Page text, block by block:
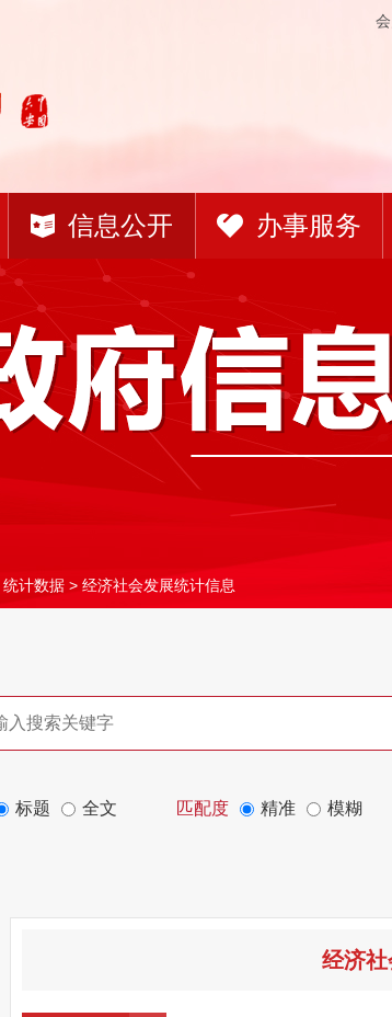
信息公开 办事服务
统计数据 > 经济社会发展统计信息
标题 全文 匹配度 精准 模糊
经济